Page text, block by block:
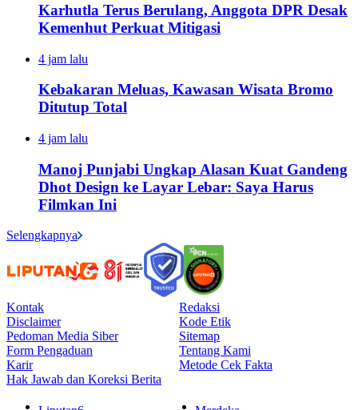
Karhutla Terus Berulang, Anggota DPR Desak
Kemenhut Perkuat Mitigasi
4 jam lalu
Kebakaran Meluas, Kawasan Wisata Bromo
Ditutup Total
4 jam lalu
Manoj Punjabi Ungkap Alasan Kuat Gandeng
Dhot Design ke Layar Lebar: Saya Harus
Filmkan Ini
Selengkapnya
Kontak
Redaksi
Disclaimer
Kode Etik
Pedoman Media Siber
Sitemap
Form Pengaduan
Tentang Kami
Karir
Metode Cek Fakta
Hak Jawab dan Koreksi Berita